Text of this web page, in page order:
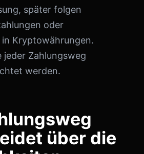
später folgen
oder
in Kryptowährungen.
jeder Zahlungsweg
werden.
über die